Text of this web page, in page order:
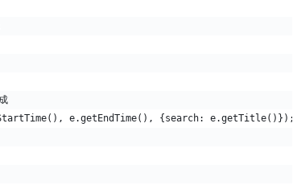
e.getEndTime(), {search: e.getTitle()});